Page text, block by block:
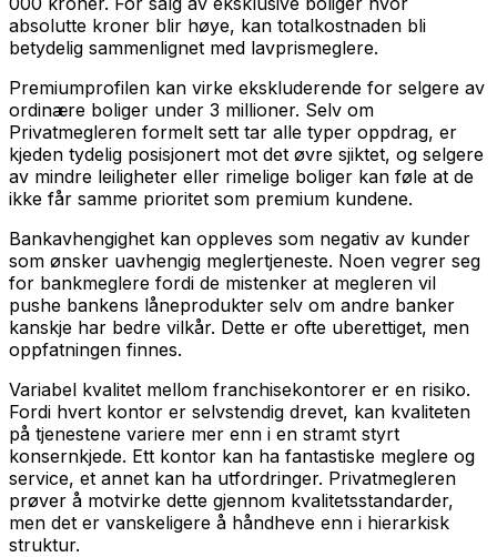
absolutte kroner blir høye, kan totalkostnaden bli
betydelig sammenlignet med lavprismeglere.
Premiumprofilen kan virke ekskluderende for selgere av
ordinære boliger under 3 millioner. Selv om
Privatmegleren formelt sett tar alle typer oppdrag, er
kjeden tydelig posisjonert mot det øvre sjiktet, og selgere
av mindre leiligheter eller rimelige boliger kan føle at de
ikke får samme prioritet som premium kundene.
Bankavhengighet kan oppleves som negativ av kunder
som ønsker uavhengig meglertjeneste. Noen vegrer seg
for bankmeglere fordi de mistenker at megleren vil
pushe bankens låneprodukter selv om andre banker
kanskje har bedre vilkår. Dette er ofte uberettiget, men
oppfatningen finnes.
Variabel kvalitet mellom franchisekontorer er en risiko.
Fordi hvert kontor er selvstendig drevet, kan kvaliteten
på tjenestene variere mer enn i en stramt styrt
konsernkjede. Ett kontor kan ha fantastiske meglere og
service, et annet kan ha utfordringer. Privatmegleren
prøver å motvirke dette gjennom kvalitetsstandarder,
men det er vanskeligere å håndheve enn i hierarkisk
struktur.